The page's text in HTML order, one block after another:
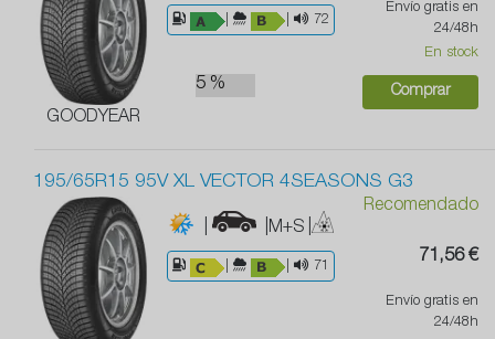
GOODYEAR
72
5 %
Envío gratis en
24/48h
En stock
Comprar
195/65R15 95V XL VECTOR 4SEASONS G3
| |M+S |
71
Recomendado
71,56 €
Envío gratis en
24/48h